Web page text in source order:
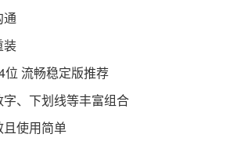
通
装
流畅稳定版推荐
、下划线等丰富组合
使用简单